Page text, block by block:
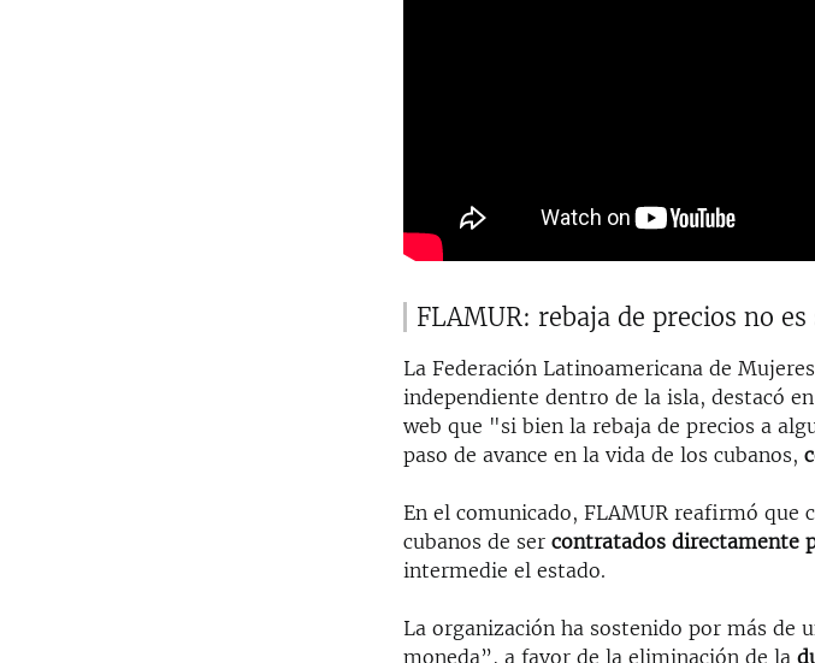
FLAMUR: rebaja de precios no
La Federación Latinoamericana de
independiente dentro de la isla, destacó
web que "si bien la rebaja de precios a
paso de avance en la vida de los cubanos,
En el comunicado, FLAMUR reafirmó que
cubanos de sercontratados directamente
intermedie el estado.
La organización ha sostenido por más de
moneda”, a favor de la eliminación de la